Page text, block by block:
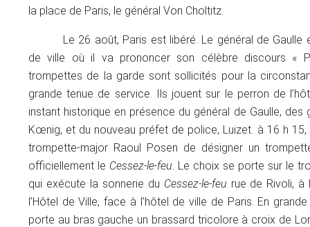
la place de Paris, le général Von Choltitz.
Le 26 août, Paris est libéré. Le général de Gaulle
de ville où il va prononcer son célèbre discours «
trompettes de la garde sont sollicités pour la
grande tenue de service. Ils jouent sur le perron de
instant historique en présence du général de Gaulle, des
Kœnig, et du nouveau préfet de police, Luizet. à 16 h
trompette-major Raoul Posen de désigner un
officiellement le Cessez-le-feu. Le choix se porte sur le
qui exécute la sonnerie du Cessez-le-feu rue de Rivoli, à
l’Hôtel de Ville, face à l’hôtel de ville de Paris. En
porte au bras gauche un brassard tricolore à croix de